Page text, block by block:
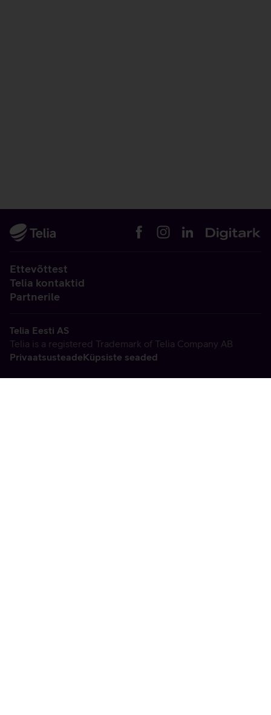
Ettevõttest
Telia kontaktid
Partnerile
Telia Eesti AS
Telia is a registered Trademark of Telia Company AB
PrivaatsusteadeKüpsiste seaded